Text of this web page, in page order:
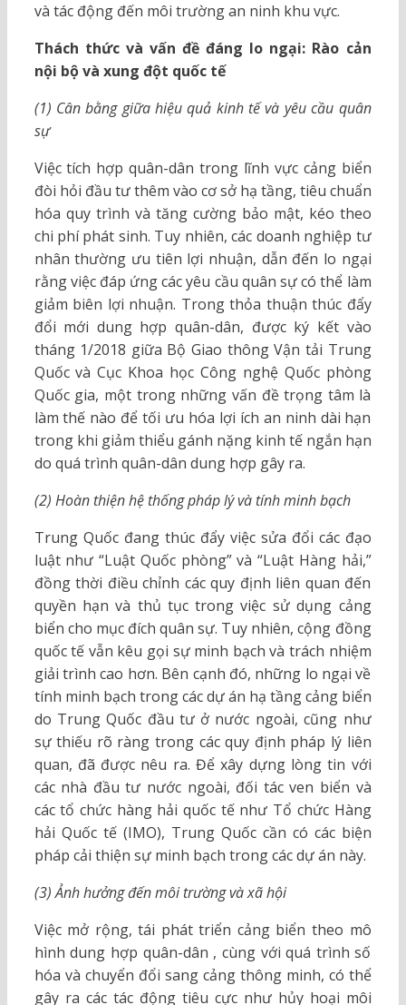
và tác động đến môi trường an ninh khu vực.
Thách thức và vấn đề đáng lo ngại: Rào cản
nội bộ và xung đột quốc tế
(1) Cân bằng giữa hiệu quả kinh tế và yêu cầu quân
sự
Việc tích hợp quân-dân trong lĩnh vực cảng biển
đòi hỏi đầu tư thêm vào cơ sở hạ tầng, tiêu chuẩn
hóa quy trình và tăng cường bảo mật, kéo theo
chi phí phát sinh. Tuy nhiên, các doanh nghiệp tư
nhân thường ưu tiên lợi nhuận, dẫn đến lo ngại
rằng việc đáp ứng các yêu cầu quân sự có thể làm
giảm biên lợi nhuận. Trong thỏa thuận thúc đẩy
đổi mới dung hợp quân-dân, được ký kết vào
tháng 1/2018 giữa Bộ Giao thông Vận tải Trung
Quốc và Cục Khoa học Công nghệ Quốc phòng
Quốc gia, một trong những vấn đề trọng tâm là
làm thế nào để tối ưu hóa lợi ích an ninh dài hạn
trong khi giảm thiểu gánh nặng kinh tế ngắn hạn
do quá trình quân-dân dung hợp gây ra.
(2) Hoàn thiện hệ thống pháp lý và tính minh bạch
Trung Quốc đang thúc đẩy việc sửa đổi các đạo
luật như “Luật Quốc phòng” và “Luật Hàng hải,”
đồng thời điều chỉnh các quy định liên quan đến
quyền hạn và thủ tục trong việc sử dụng cảng
biển cho mục đích quân sự. Tuy nhiên, cộng đồng
quốc tế vẫn kêu gọi sự minh bạch và trách nhiệm
giải trình cao hơn. Bên cạnh đó, những lo ngại về
tính minh bạch trong các dự án hạ tầng cảng biển
do Trung Quốc đầu tư ở nước ngoài, cũng như
sự thiếu rõ ràng trong các quy định pháp lý liên
quan, đã được nêu ra. Để xây dựng lòng tin với
các nhà đầu tư nước ngoài, đối tác ven biển và
các tổ chức hàng hải quốc tế như Tổ chức Hàng
hải Quốc tế (IMO), Trung Quốc cần có các biện
pháp cải thiện sự minh bạch trong các dự án này.
(3) Ảnh hưởng đến môi trường và xã hội
Việc mở rộng, tái phát triển cảng biển theo mô
hình dung hợp quân-dân , cùng với quá trình số
hóa và chuyển đổi sang cảng thông minh, có thể
gây ra các tác động tiêu cực như hủy hoại môi